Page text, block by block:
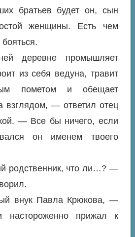
братьев будет он, сын
женщины. Есть чем
бояться.
деревне промышляет
из себя ведуна, травит
пометом и обещает
взглядом, — ответил отец
— Все бы ничего, если
он именем твоего
родственник, что ли…? —
внук Павла Крюкова, —
настороженно прижал к